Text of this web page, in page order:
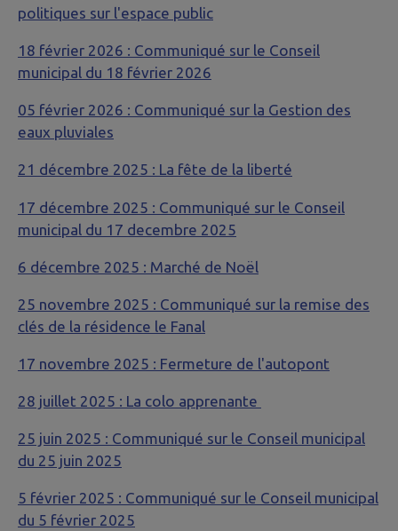
politiques sur l'espace public
18 février 2026 : Communiqué sur le Conseil
municipal du 18 février 2026
05 février 2026 : Communiqué sur la Gestion des
eaux pluviales
21 décembre 2025 : La fête de la liberté
17 décembre 2025 : Communiqué sur le Conseil
municipal du 17 decembre 2025
6 décembre 2025 : Marché de Noël
25 novembre 2025 : Communiqué sur la remise des
clés de la résidence le Fanal
17 novembre 2025 : Fermeture de l'autopont
28 juillet 2025 : La colo apprenante
25 juin 2025 : Communiqué sur le Conseil municipal
du 25 juin 2025
5 février 2025 : Communiqué sur le Conseil municipal
du 5 février 2025